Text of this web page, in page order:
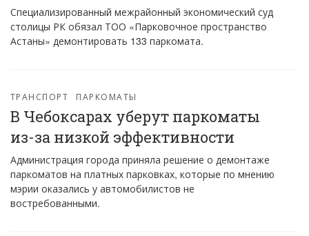
Специализированный межрайонный экономический суд
столицы РК обязал ТОО «Парковочное пространство
Астаны» демонтировать 133 паркомата.
ТРАНСПОРТ ПАРКОМАТЫ
В Чебоксарах уберут паркоматы
из-за низкой эффективности
Администрация города приняла решение о демонтаже
паркоматов на платных парковках, которые по мнению
мэрии оказались у автомобилистов не
востребованными.